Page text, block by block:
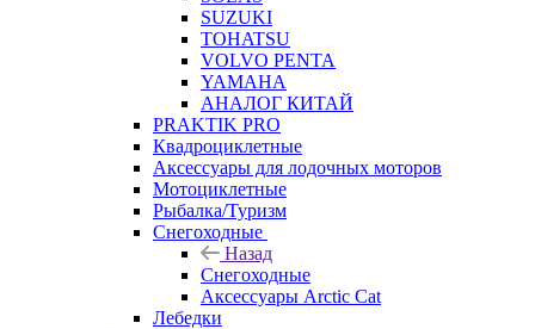
SUZUKI
TOHATSU
VOLVO PENTA
YAMAHA
АНАЛОГ КИТАЙ
PRAKTIK PRO
Квадроциклетные
Аксессуары для лодочных моторов
Мотоциклетные
Рыбалка/Туризм
Снегоходные
Назад
Снегоходные
Аксессуары Arctic Cat
Лебедки